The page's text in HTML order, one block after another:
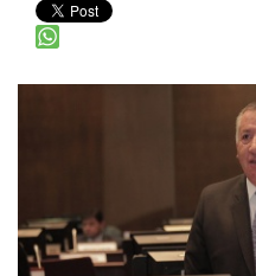
RELACIONES INTERNACIONALES
AGENDA